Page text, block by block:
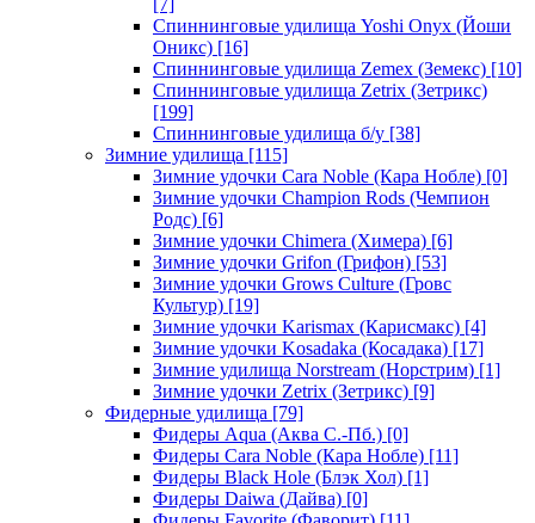
[7]
Спиннинговые удилища Yoshi Onyx (Йоши
Оникс) [16]
Спиннинговые удилища Zemex (Земекс) [10]
Спиннинговые удилища Zetrix (Зетрикс)
[199]
Спиннинговые удилища б/у [38]
Зимние удилища [115]
Зимние удочки Cara Noble (Кара Нобле) [0]
Зимние удочки Champion Rods (Чемпион
Родс) [6]
Зимние удочки Chimera (Химера) [6]
Зимние удочки Grifon (Грифон) [53]
Зимние удочки Grows Culture (Гровс
Культур) [19]
Зимние удочки Karismax (Карисмакс) [4]
Зимние удочки Kosadaka (Косадака) [17]
Зимние удилища Norstream (Норстрим) [1]
Зимние удочки Zetrix (Зетрикс) [9]
Фидерные удилища [79]
Фидеры Aqua (Аква С.-Пб.) [0]
Фидеры Cara Noble (Кара Нобле) [11]
Фидеры Black Hole (Блэк Хол) [1]
Фидеры Daiwa (Дайва) [0]